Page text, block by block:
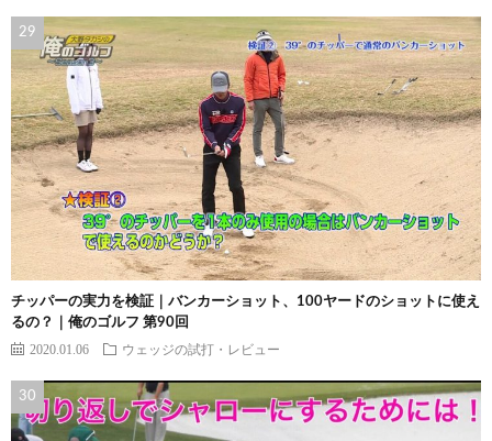
チッパーの実力を検証｜バンカーショット、100ヤードのショットに使え
るの？｜俺のゴルフ 第90回
2020.01.06 ウェッジの試打・レビュー